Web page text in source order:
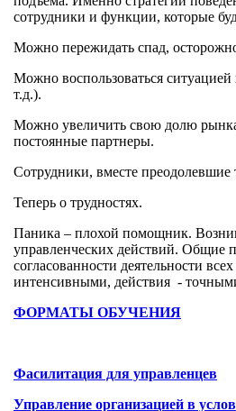
сотрудники и функции, которые
Можно пережидать спад,
Можно воспользоваться
т.д.).
Можно увеличить свою долю
постоянные партнеры.
Сотрудники, вместе преодолевшие
Теперь о трудностях.
Паника – плохой помощник.
управленческих действий. Общие
согласованности деятельности
интенсивными, действия -
ФОРМАТЫ ОБУЧЕНИЯ
Фасилитация для управленцев
Управление организацией в